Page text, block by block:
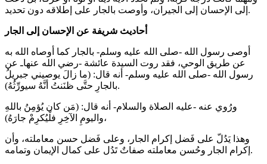
إلى الإحسان إلى الجيران، وأوصت بالجار على إطلاقه دون تحديد.
أحاديث شريفة عن الإحسان إلى الجار
أوصى رسول الله -صلى الله عليه وسلم- بالجار كما أوصاه الله به
عن طريق الوحي، فقد روت السيدة عائشة -رضي الله عنهاـ عن
رسول الله -صلى الله عليه وسلم- أنه قال: (ما زالَ يوصيني جبريلُ
بالجارِ حتَّى ظنَنتُ أنَّهُ سيورِّثُهُ).
ورُوي عنه -عليه الصلاة والسلام- أنه قال: (مَن كان يُؤمِنُ باللهِ
واليومِ الآخِرِ فلْيُكرِمْ جارَهُ)،
وهذا يَدُلّ على فَضل إكرام الجار، وعلى فَضل حسن معاملته، وأن
إكرام الجار وحُسن معاملته صفاتٌ تَدُل على كمال الإيمان وتمامه.